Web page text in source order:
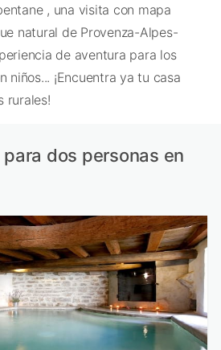
, una visita con mapa
natural de Provenza-Alpes-
de aventura para los
niños... ¡Encuentra ya tu casa
rurales!
dos personas en